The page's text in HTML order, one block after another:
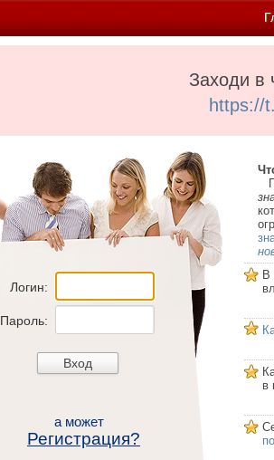
Заходи в
https://
Логин:
Пароль:
а может
Регистрация?
В
в